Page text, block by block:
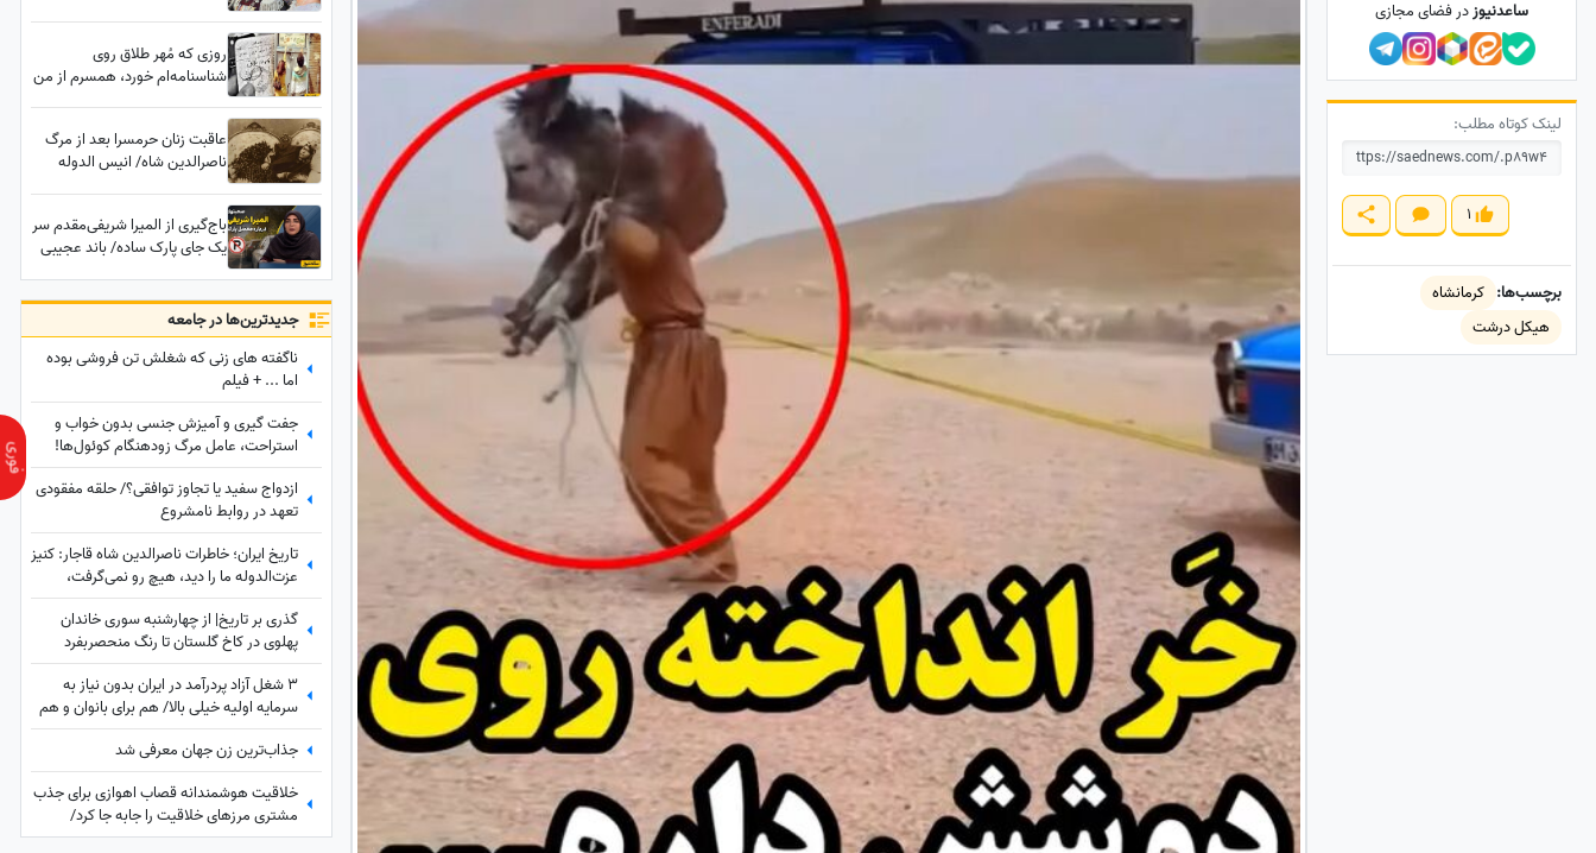
نبودند
ایران را به باد داد
روزی که مُهر طلاق روی
شناسنامه‌ام خورد، همسرم از من
بارداری‌ام انجامید
عاقبت زنان حرمسرا بعد از مرگ
ناصرالدین شاه/ انیس الدوله
باج‌گیری از المیرا شریفی‌مقدم سر
یک جای پارک ساده/ باند عجیبی
نمیکنه! + ویدئو
جدید‌ترین‌ها در جامعه
ناگفته های زنی که شغلش تن فروشی بوده
اما ... + فیلم
جفت گیری و آمیزش جنسی بدون خواب و
استراحت، عامل مرگ زودهنگام کوئول‌ها!
+عکس
ازدواج سفید یا تجاوز توافقی؟/ حلقه مفقودی
تعهد در روابط نامشروع
تاریخ ایران؛ خاطرات ناصرالدین شاه قاجار: کنیز
عزت‌الدوله ما را دید، هیچ رو نمی‌گرفت،
بسیار خجالت کشیدیم و...
گذری بر تاریخ| از چهارشنبه سوری خاندان
پهلوی در کاخ گلستان تا رنگ منحصربفرد
شورولت کوروت 1979 در محله در گیشا، 60
سال پیش
3 شغل آزاد پردرآمد در ایران بدون نیاز به
سرمایه اولیه خیلی بالا/ هم برای بانوان و هم
آقایون
جذاب‌ترین زن جهان معرفی شد
خلاقیت هوشمندانه قصاب اهوازی برای جذب
مشتری مرزهای خلاقیت را جابه جا کرد/
مغزشو باید طلا گرفت +عکس
ساعدنیوزدر فضای مجازی
لینک کوتاه مطلب:
1
برچسب‌ها: کرمانشاه
هیکل درشت